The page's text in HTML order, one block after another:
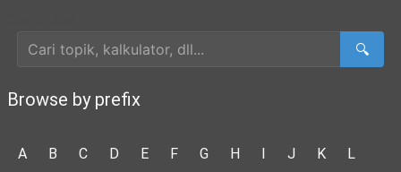
🔍
Browse by prefix
A B C D E F G H I J K L